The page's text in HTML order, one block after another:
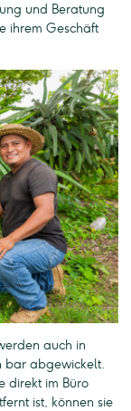
und Beratung
ihrem Geschäft
auch in
bar abgewickelt.
direkt im Büro
ist, können sie